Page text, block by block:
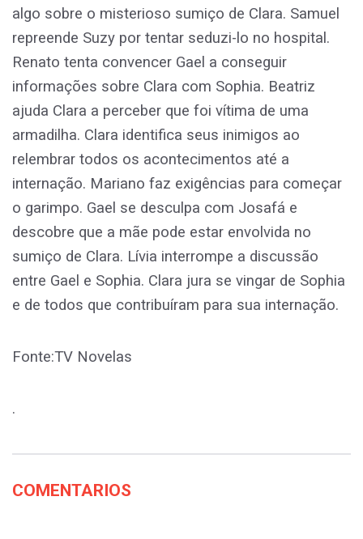
algo sobre o misterioso sumiço de Clara. Samuel
repreende Suzy por tentar seduzi-lo no hospital.
Renato tenta convencer Gael a conseguir
informações sobre Clara com Sophia. Beatriz
ajuda Clara a perceber que foi vítima de uma
armadilha. Clara identifica seus inimigos ao
relembrar todos os acontecimentos até a
internação. Mariano faz exigências para começar
o garimpo. Gael se desculpa com Josafá e
descobre que a mãe pode estar envolvida no
sumiço de Clara. Lívia interrompe a discussão
entre Gael e Sophia. Clara jura se vingar de Sophia
e de todos que contribuíram para sua internação.
Fonte:TV Novelas
.
COMENTARIOS